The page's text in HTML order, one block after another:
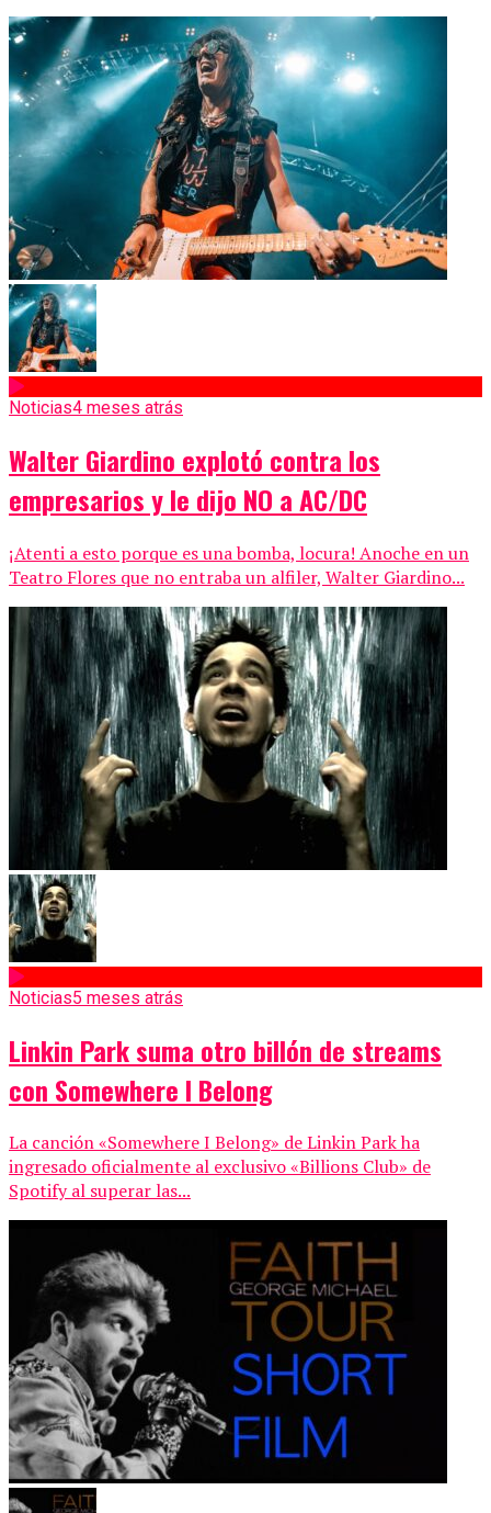
Noticias4 meses atrás
Walter Giardino explotó contra los
empresarios y le dijo NO a AC/DC
¡Atenti a esto porque es una bomba, locura! Anoche en un
Teatro Flores que no entraba un alfiler, Walter Giardino...
Noticias5 meses atrás
Linkin Park suma otro billón de streams
con Somewhere I Belong
La canción «Somewhere I Belong» de Linkin Park ha
ingresado oficialmente al exclusivo «Billions Club» de
Spotify al superar las...